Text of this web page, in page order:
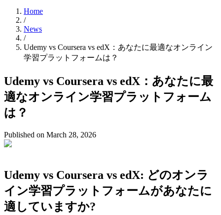
Home
/
News
/
Udemy vs Coursera vs edX：あなたに最適なオンライン
学習プラットフォームは？
Udemy vs Coursera vs edX：あなたに最
適なオンライン学習プラットフォーム
は？
Published on March 28, 2026
Udemy vs Coursera vs edX: どのオンラ
イン学習プラットフォームがあなたに
適していますか?